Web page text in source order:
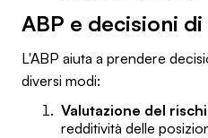
ABP e decisioni
L'ABP aiuta a prendere
diversi modi:
Valutazione del
redditività delle